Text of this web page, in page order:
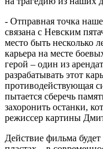
- Отправная точка
связана с Невским
место быть несколько
карьера на месте
герой – один из
разрабатывать этот
противодействующая
пытается сберечь
захоронить останки,
режиссер картины
Действие фильма